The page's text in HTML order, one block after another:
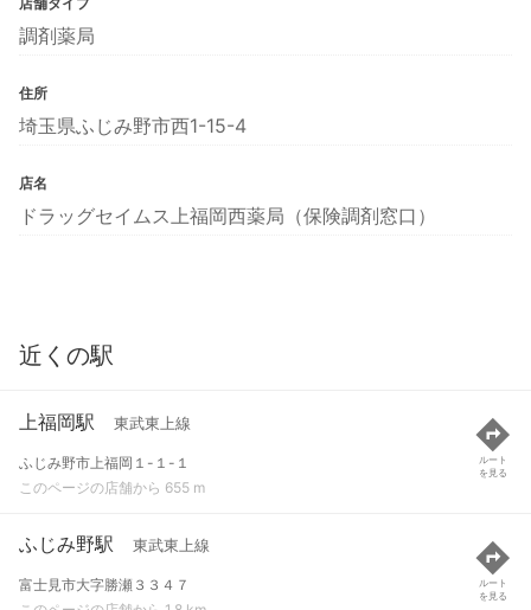
調剤薬局
住所
埼玉県ふじみ野市西1-15-4
店名
ドラッグセイムス上福岡西薬局（保険調剤窓口）
近くの駅
上福岡駅 東武東上線
ふじみ野市上福岡１-１-１
このページの店舗から 655 m
ルート
を見る
ふじみ野駅 東武東上線
富士見市大字勝瀬３３４７
ルート
を見る